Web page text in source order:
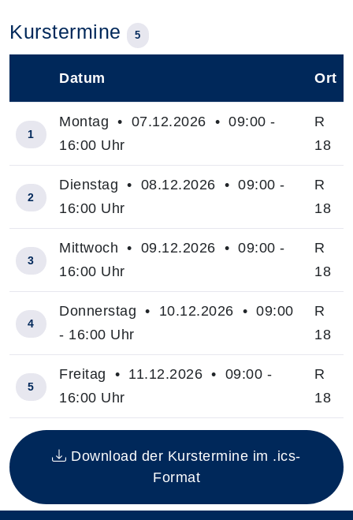
Kurstermine 5
Insgesamt gibt es 5 Termine zum diesen Kurs
Datum Ort
1
Montag • 07.12.2026 • 09:00 -
16:00 Uhr
R
18
2
Dienstag • 08.12.2026 • 09:00 -
16:00 Uhr
R
18
3
Mittwoch • 09.12.2026 • 09:00 -
16:00 Uhr
R
18
4
Donnerstag • 10.12.2026 • 09:00
- 16:00 Uhr
R
18
5
Freitag • 11.12.2026 • 09:00 -
16:00 Uhr
R
18
Download der Kurstermine im .ics-
Format